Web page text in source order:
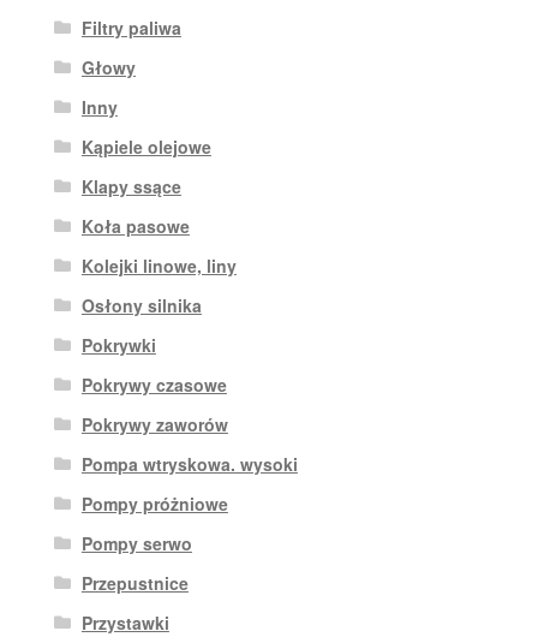
Filtry paliwa
Głowy
Inny
Kąpiele olejowe
Klapy ssące
Koła pasowe
Kolejki linowe, liny
Osłony silnika
Pokrywki
Pokrywy czasowe
Pokrywy zaworów
Pompa wtryskowa. wysoki
Pompy próżniowe
Pompy serwo
Przepustnice
Przystawki